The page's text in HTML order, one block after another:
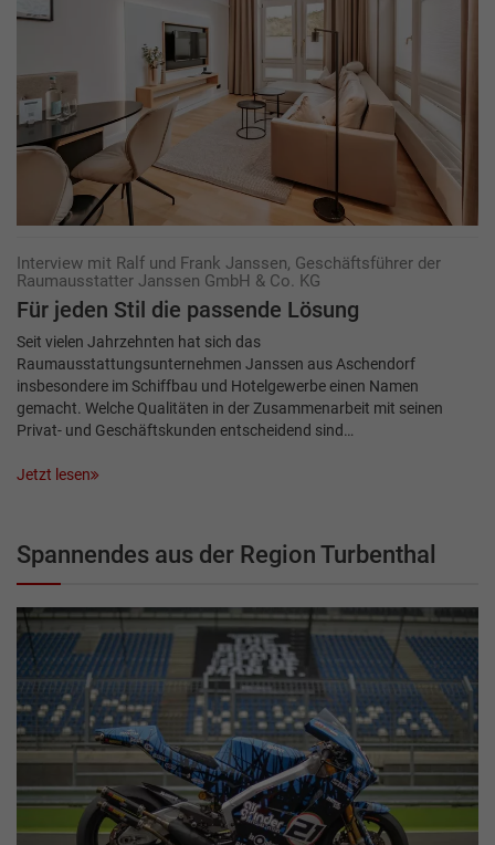
Interview mit Ralf und Frank Janssen, Geschäftsführer der
Raumausstatter Janssen GmbH & Co. KG
Für jeden Stil die passende Lösung
Seit vielen Jahrzehnten hat sich das
Raumausstattungsunternehmen Janssen aus Aschendorf
insbesondere im Schiffbau und Hotelgewerbe einen Namen
gemacht. Welche Qualitäten in der Zusammenarbeit mit seinen
Privat- und Geschäftskunden entscheidend sind…
Jetzt lesen
Spannendes aus der Region Turbenthal